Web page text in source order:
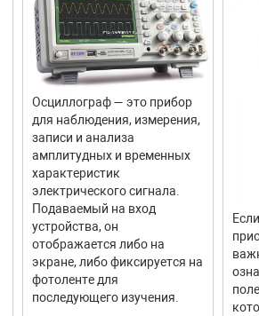
Осциллограф — это прибор
для наблюдения, измерения,
записи и анализа
амплитудных и временных
характеристик
электрического сигнала.
Подаваемый на вход
устройства, он
отображается либо на
экране, либо фиксируется на
фотоленте для
последующего изучения.